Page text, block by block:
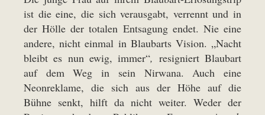
ist die eine, die sich verausgabt, verrennt und in
der Hölle der totalen Entsagung endet. Nie eine
andere, nicht einmal in Blaubarts Vision. „Nacht
bleibt es nun ewig, immer“, resigniert Blaubart
auf dem Weg in sein Nirwana. Auch eine
Neonreklame, die sich aus der Höhe auf die
Bühne senkt, hilft da nicht weiter. Weder der